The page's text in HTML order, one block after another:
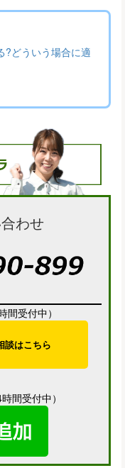
?どういう場合に適
わせ
間受付中）
談はこちら
間受付中）